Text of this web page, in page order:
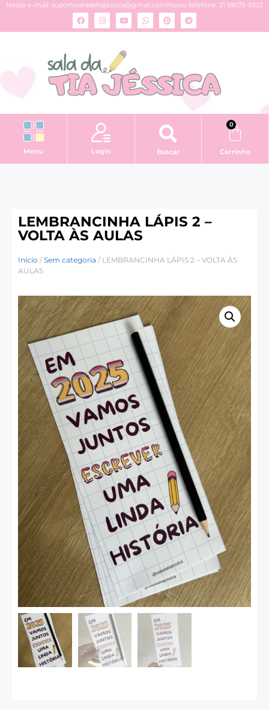
Nosso e-mail: suportesaladatiajessica@gmail.comNosso telefone: 21 98179-9322
Menu Login Buscar
0
Carrinho
LEMBRANCINHA LÁPIS 2 –
VOLTA ÀS AULAS
Início / Sem categoria / LEMBRANCINHA LÁPIS 2 – VOLTA ÀS
AULAS